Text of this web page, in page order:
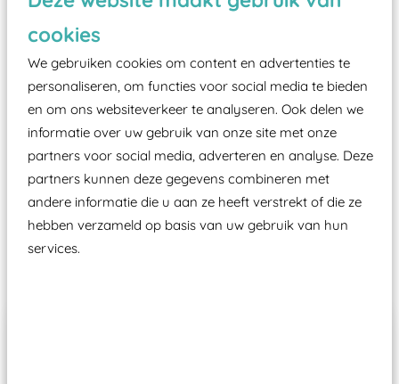
cookies
We gebruiken cookies om content en advertenties te
personaliseren, om functies voor social media te bieden
en om ons websiteverkeer te analyseren. Ook delen we
informatie over uw gebruik van onze site met onze
partners voor social media, adverteren en analyse. Deze
partners kunnen deze gegevens combineren met
andere informatie die u aan ze heeft verstrekt of die ze
hebben verzameld op basis van uw gebruik van hun
services.
zoals kunstgras, rubber tegels of boomschors?
Elk speeltoestel in de openbare ruimte voorzien
moet zijn van een typekeuring, -plaatje en
certificering, uitgegeven door een Nederlands
aangewezen keuringsinstantie?
Wij ook speeltoestellen kunnen laten keuren zodat
ze toch binnen het Warenwetbesluit Attractie- en
Speeltoestellen vallen?